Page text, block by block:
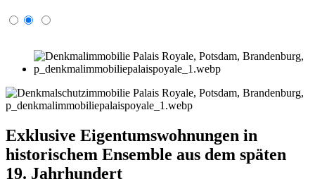
Exklusive Eigentumswohnungen in
historischem Ensemble aus dem späten
19. Jahrhundert